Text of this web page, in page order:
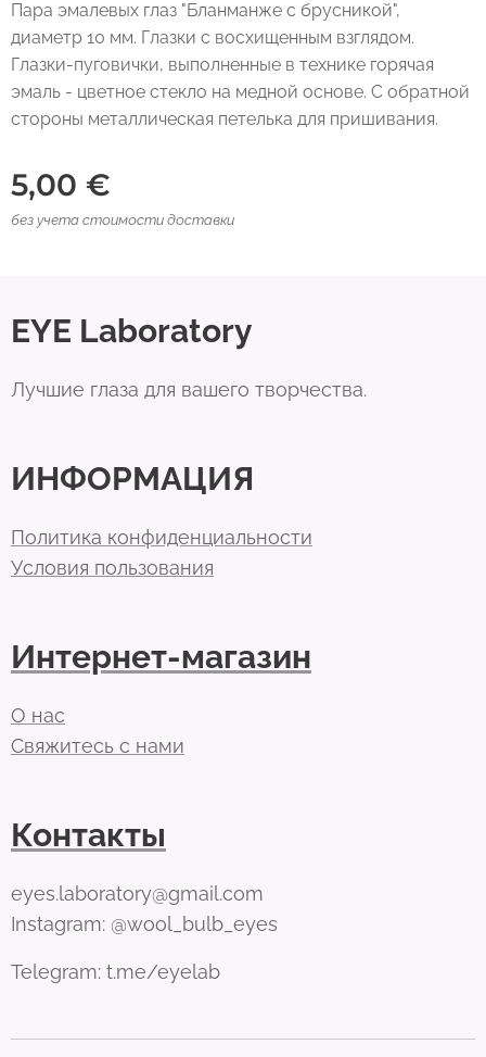
Пара эмалевых глаз "Бланманже с брусникой",
диаметр 10 мм. Глазки с восхищенным взглядом.
Глазки-пуговички, выполненные в технике горячая
эмаль - цветное стекло на медной основе. С обратной
стороны металлическая петелька для пришивания.
5,00 €
без учета стоимости доставки
EYE Laboratory
Лучшие глаза для вашего творчества.
ИНФОРМАЦИЯ
Политика конфиденциальности
Условия пользования
Интернет-магазин
О нас
Свяжитесь с нами
Контакты
eyes.laboratory@gmail.com
Instagram: @wool_bulb_eyes
Telegram: t.me/eyelab